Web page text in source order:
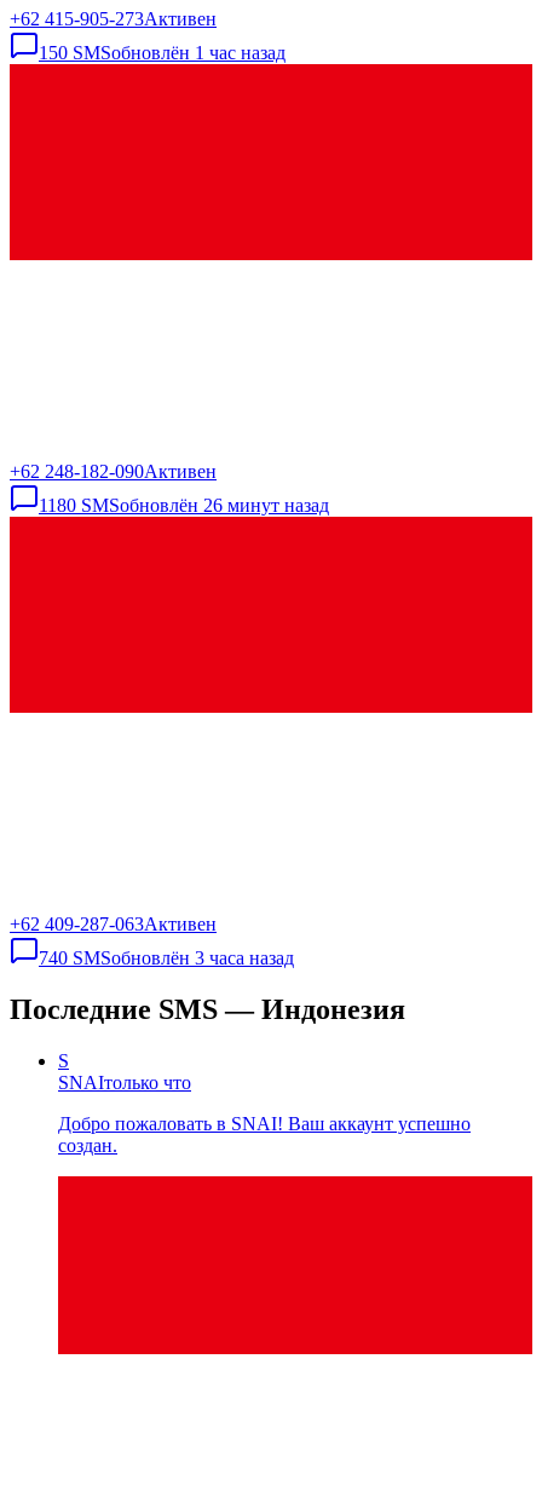
+62 415-905-273Активен
150 SMSобновлён 1 час назад
+62 248-182-090Активен
1180 SMSобновлён 26 минут назад
+62 409-287-063Активен
740 SMSобновлён 3 часа назад
Последние SMS — Индонезия
S
SNAIтолько что
Добро пожаловать в SNAI! Ваш аккаунт успешно
создан.